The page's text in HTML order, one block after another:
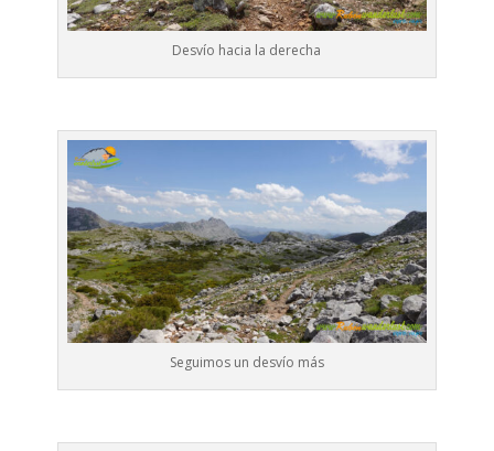
Desvío hacia la derecha
Seguimos un desvío más